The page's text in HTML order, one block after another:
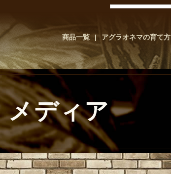
商品一覧 アグラオネマの育て方
メディア